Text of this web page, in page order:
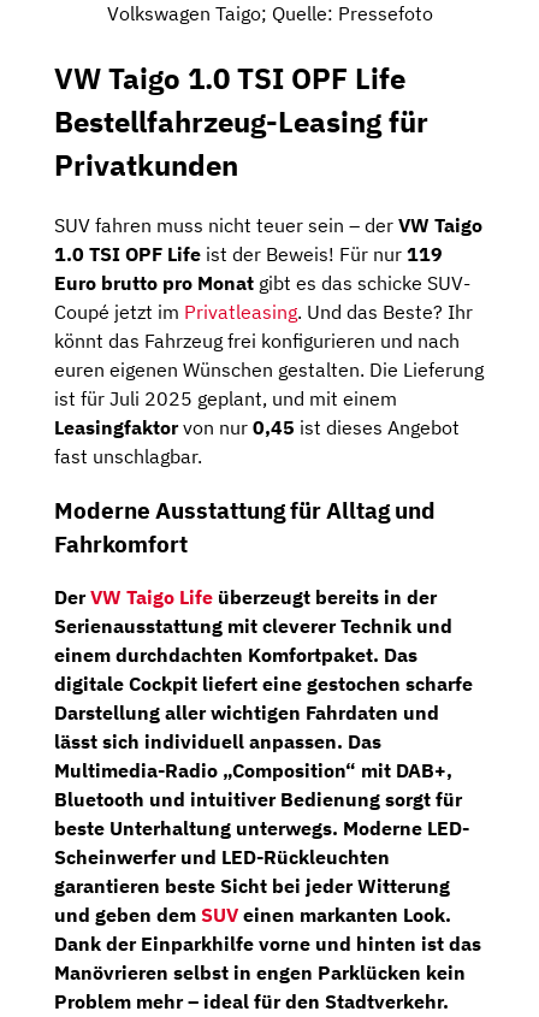
Volkswagen Taigo; Quelle: Pressefoto
VW Taigo 1.0 TSI OPF Life
Bestellfahrzeug-Leasing für
Privatkunden
SUV fahren muss nicht teuer sein – der VW Taigo
1.0 TSI OPF Life ist der Beweis! Für nur 119
Euro brutto pro Monat gibt es das schicke SUV-
Coupé jetzt im Privatleasing. Und das Beste? Ihr
könnt das Fahrzeug frei konfigurieren und nach
euren eigenen Wünschen gestalten. Die Lieferung
ist für Juli 2025 geplant, und mit einem
Leasingfaktorvon nur 0,45 ist dieses Angebot
fast unschlagbar.
Moderne Ausstattung für Alltag und
Fahrkomfort
DerVW Taigo Life überzeugt bereits in der
Serienausstattung mit cleverer Technik und
einem durchdachten Komfortpaket. Das
digitale Cockpit liefert eine gestochen scharfe
Darstellung aller wichtigen Fahrdaten und
lässt sich individuell anpassen. Das
Multimedia-Radio „Composition“ mit DAB+,
Bluetooth und intuitiver Bedienung sorgt für
beste Unterhaltung unterwegs. Moderne LED-
Scheinwerferund LED-Rückleuchten
garantieren beste Sicht bei jeder Witterung
und geben dem SUV einen markanten Look.
Dank der Einparkhilfe vorne und hinten ist das
Manövrieren selbst in engen Parklücken kein
Problem mehr – ideal für den Stadtverkehr.